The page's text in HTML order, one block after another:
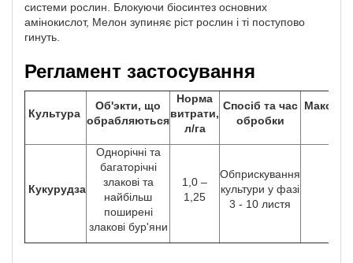
системи рослин. Блокуючи біосинтез основних
амінокислот, Мелон зупиняє ріст рослин і ті поступово
гинуть.
Регламент застосування
Культура
Об'экти, що
обрабляються
Норма
витрати,
л/га
Спосіб та час
обробки
Кукурудза
Однорічні та
багаторічні
злакові та
найбільш
поширені
злакові бур'яни
1,0 –
1,25
Обприскування
культури у фазі
3 - 10 листя